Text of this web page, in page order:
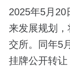
2025年5月20
来发展规划
交所。同年5
挂牌公开转让